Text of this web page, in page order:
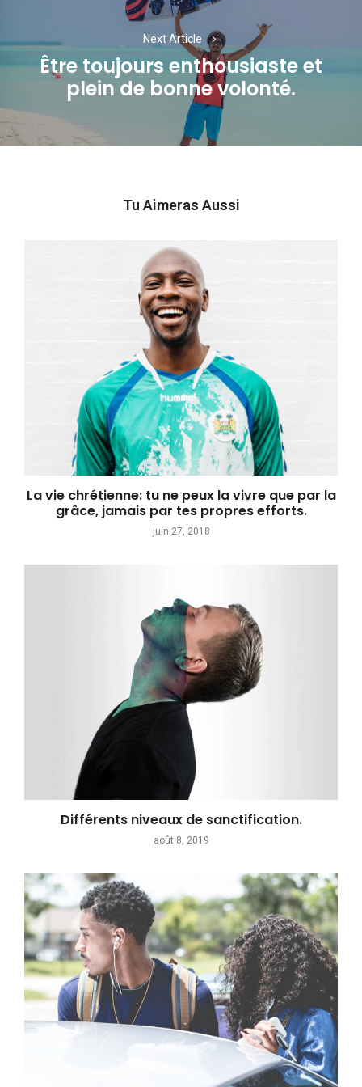
Next Article
Next
post:
Être toujours enthousiaste et
plein de bonne volonté.
Tu Aimeras Aussi
La vie chrétienne: tu ne peux la vivre que par la
grâce, jamais par tes propres efforts.
juin 27, 2018
Différents niveaux de sanctification.
août 8, 2019